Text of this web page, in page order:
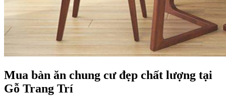
Mua bàn ăn chung cư đẹp chất lượng tại
Gỗ Trang Trí